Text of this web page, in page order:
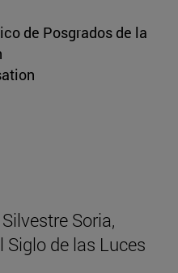
de Posgrados de la
Soria,
de las Luces